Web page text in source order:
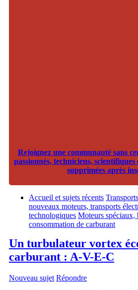
Rejoignez une communauté sans
passionnés, techniciens,
supprimées après
Accueil et sujets récents
nouveaux moteurs, transports
technologiques Moteurs spéciaux,
consommation de carburant
Un turbulateur vortex
carburant : A-V-E-C
Nouveau sujet Répondre